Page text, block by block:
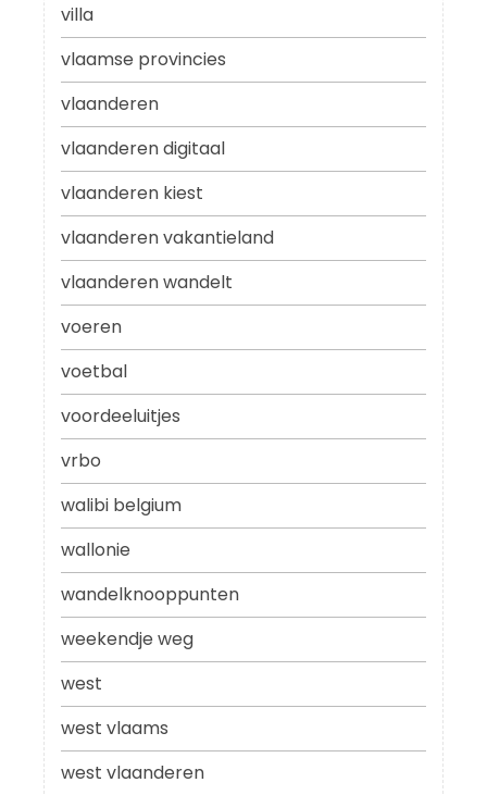
villa
vlaamse provincies
vlaanderen
vlaanderen digitaal
vlaanderen kiest
vlaanderen vakantieland
vlaanderen wandelt
voeren
voetbal
voordeeluitjes
vrbo
walibi belgium
wallonie
wandelknooppunten
weekendje weg
west
west vlaams
west vlaanderen